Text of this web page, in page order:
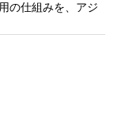
の仕組みを、アジ